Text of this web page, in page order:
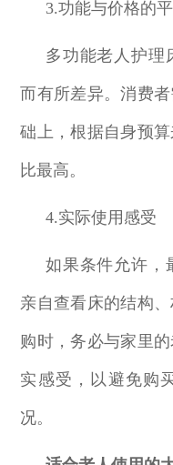
3.功能与价格的
多功能老人护理
而有所差异。消费
础上，根据自身预
比最高。
4.实际使用感受
如果条件允许，
亲自查看床的结构
购时，务必与家里
实感受，以避免购
况。